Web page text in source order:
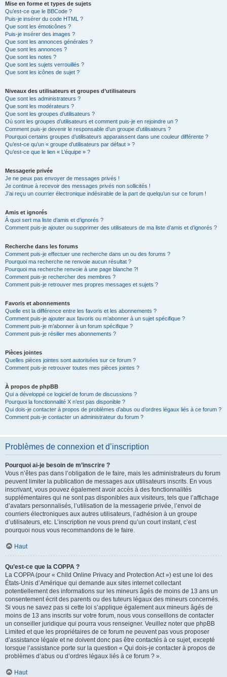
Mise en forme et types de sujets
Qu’est-ce que le BBCode ?
Puis-je insérer du code HTML ?
Que sont les émoticônes ?
Puis-je insérer des images ?
Que sont les annonces générales ?
Que sont les annonces ?
Que sont les notes ?
Que sont les sujets verrouillés ?
Que sont les icônes de sujet ?
Niveaux des utilisateurs et groupes d’utilisateurs
Que sont les administrateurs ?
Que sont les modérateurs ?
Que sont les groupes d’utilisateurs ?
Où sont les groupes d’utilisateurs et comment puis-je en rejoindre un ?
Comment puis-je devenir le responsable d’un groupe d’utilisateurs ?
Pourquoi certains groupes d’utilisateurs apparaissent dans une couleur différente ?
Qu’est-ce qu’un « groupe d’utilisateurs par défaut » ?
Qu’est-ce que le lien « L’équipe » ?
Messagerie privée
Je ne peux pas envoyer de messages privés !
Je continue à recevoir des messages privés non sollicités !
J’ai reçu un courrier électronique indésirable de la part de quelqu’un sur ce forum !
Amis et ignorés
À quoi sert ma liste d’amis et d’ignorés ?
Comment puis-je ajouter ou supprimer des utilisateurs de ma liste d’amis et d’ignorés ?
Recherche dans les forums
Comment puis-je effectuer une recherche dans un ou des forums ?
Pourquoi ma recherche ne renvoie aucun résultat ?
Pourquoi ma recherche renvoie à une page blanche ?!
Comment puis-je rechercher des membres ?
Comment puis-je retrouver mes propres messages et sujets ?
Favoris et abonnements
Quelle est la différence entre les favoris et les abonnements ?
Comment puis-je ajouter aux favoris ou m’abonner à un sujet spécifique ?
Comment puis-je m’abonner à un forum spécifique ?
Comment puis-je résilier mes abonnements ?
Pièces jointes
Quelles pièces jointes sont autorisées sur ce forum ?
Comment puis-je retrouver toutes mes pièces jointes ?
À propos de phpBB
Qui a développé ce logiciel de forum de discussions ?
Pourquoi la fonctionnalité X n’est pas disponible ?
Qui dois-je contacter à propos de problèmes d’abus ou d’ordres légaux liés à ce forum ?
Comment puis-je contacter un administrateur du forum ?
Problèmes de connexion et d’inscription
Pourquoi ai-je besoin de m’inscrire ?
Vous n’êtes pas dans l’obligation de le faire, mais les administrateurs du forum
peuvent limiter la publication de messages aux utilisateurs inscrits. En vous
inscrivant, vous pouvez également avoir accès à des fonctionnalités
supplémentaires qui ne sont pas disponibles aux visiteurs, tels que l’affichage
d’avatars personnalisés, l’utilisation de la messagerie privée, l’envoi de
courriers électroniques aux autres utilisateurs, l’adhésion à un groupe
d’utilisateurs, etc. L’inscription ne vous prend qu’un court instant, c’est
pourquoi nous vous recommandons de le faire.
Haut
Qu’est-ce que la COPPA ?
La COPPA (pour « Child Online Privacy and Protection Act ») est une loi des
États-Unis d’Amérique qui demande aux sites internet collectant
potentiellement des informations sur les mineurs âgés de moins de 13 ans un
consentement écrit des parents ou des tuteurs légaux des mineurs concernés.
Si vous ne savez pas si cette loi s’applique également aux mineurs âgés de
moins de 13 ans inscrits sur votre forum, nous vous conseillons de contacter
un conseiller juridique qui pourra vous renseigner. Veuillez noter que phpBB
Limited et que les propriétaires de ce forum ne peuvent pas vous proposer
d’assistance légale et ne doivent donc pas être contactés à ce sujet, excepté
lorsque l’assistance porte sur la question « Qui dois-je contacter à propos de
problèmes d’abus ou d’ordres légaux liés à ce forum ? ».
Haut